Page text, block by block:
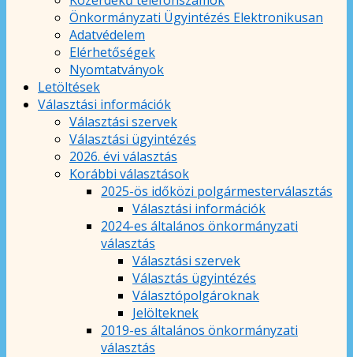
Önkormányzati Ügyintézés Elektronikusan
Adatvédelem
Elérhetőségek
Nyomtatványok
Letöltések
Választási információk
Választási szervek
Választási ügyintézés
2026. évi választás
Korábbi választások
2025-ös időközi polgármesterválasztás
Választási információk
2024-es általános önkormányzati
választás
Választási szervek
Választás ügyintézés
Választópolgároknak
Jelölteknek
2019-es általános önkormányzati
választás